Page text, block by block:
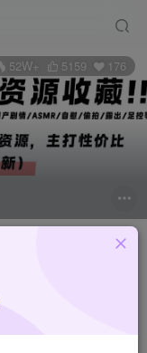
52W+ 5159 176
私信